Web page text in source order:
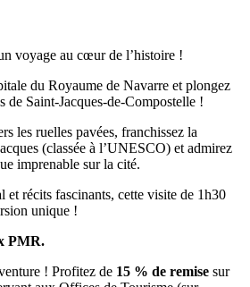
voyage au cœur de l’histoire !
du Royaume de Navarre et plongez
de Saint-Jacques-de-Compostelle !
les ruelles pavées, franchissez la
(classée à l’UNESCO) et admirez
imprenable sur la cité.
et récits fascinants, cette visite de 1h30
unique !
PMR.
! Profitez de 15 % de remise sur